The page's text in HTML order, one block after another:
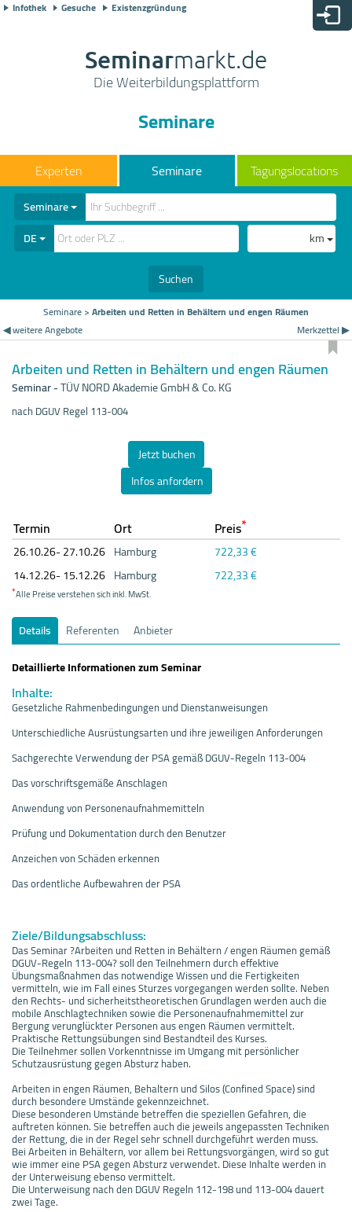
Infothek Gesuche Existenzgründung
Seminarmarkt.de
Die Weiterbildungsplattform
Seminare
Seminare Tagungslocations
Seminare
DE
km
Suchen
Seminare>Arbeiten und Retten in Behältern und engen Räumen
◀ weitere Angebote
Merkzettel ▶
Arbeiten und Retten in Behältern und engen Räumen
Seminar-TÜV NORD Akademie GmbH & Co. KG
nach DGUV Regel 113-004
Jetzt buchen
Infos anfordern
Termin Ort Preis*
26.10.26- 27.10.26 Hamburg
722,33 €
14.12.26- 15.12.26 Hamburg 722,33 €
*Alle Preise verstehen sich inkl. MwSt.
Details Referenten
Anbieter
Detaillierte Informationen zum Seminar
Inhalte:
Gesetzliche Rahmenbedingungen und Dienstanweisungen
Unterschiedliche Ausrüstungsarten und ihre jeweiligen Anforderungen
Sachgerechte Verwendung der PSA gemäß DGUV-Regeln 113-004
Das vorschriftsgemäße Anschlagen
Anwendung von Personenaufnahmemitteln
Prüfung und Dokumentation durch den Benutzer
Anzeichen von Schäden erkennen
Das ordentliche Aufbewahren der PSA
Ziele/Bildungsabschluss:
Das Seminar ?Arbeiten und Retten in Behältern / engen Räumen gemäß
DGUV-Regeln 113-004? soll den Teilnehmern durch effektive
Übungsmaßnahmen das notwendige Wissen und die Fertigkeiten
vermitteln, wie im Fall eines Sturzes vorgegangen werden sollte. Neben
den Rechts- und sicherheitstheoretischen Grundlagen werden auch die
mobile Anschlagtechniken sowie die Personenaufnahmemittel zur
Bergung verunglückter Personen aus engen Räumen vermittelt.
Praktische Rettungsübungen sind Bestandteil des Kurses.
Die Teilnehmer sollen Vorkenntnisse im Umgang mit persönlicher
Schutzausrüstung gegen Absturz haben.
Arbeiten in engen Räumen, Behaltern und Silos (Confined Space) sind
durch besondere Umstände gekennzeichnet.
Diese besonderen Umstände betreffen die speziellen Gefahren, die
auftreten können. Sie betreffen auch die jeweils angepassten Techniken
der Rettung, die in der Regel sehr schnell durchgeführt werden muss.
Bei Arbeiten in Behältern, vor allem bei Rettungsvorgängen, wird so gut
wie immer eine PSA gegen Absturz verwendet. Diese Inhalte werden in
der Unterweisung ebenso vermittelt.
Die Unterweisung nach den DGUV Regeln 112-198 und 113-004 dauert
zwei Tage.